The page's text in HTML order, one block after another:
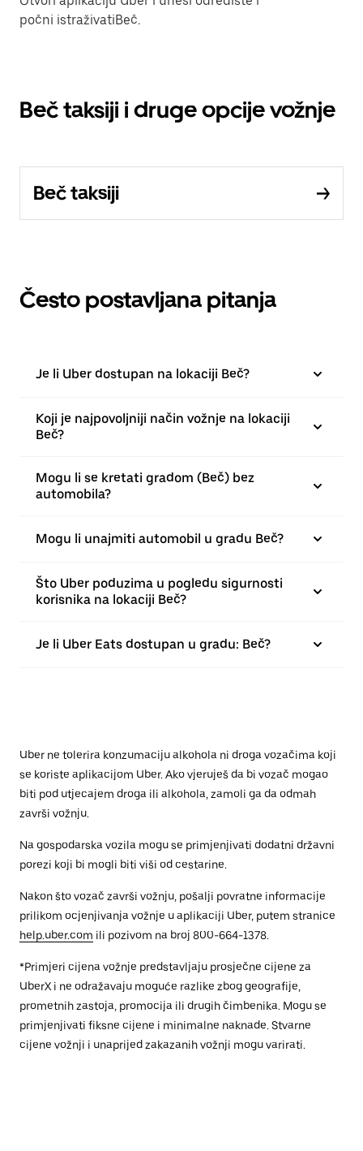
počni istraživatiBeč.
Beč taksiji i druge opcije vožnje
Beč taksiji
Često postavljana pitanja
Je li Uber dostupan na lokaciji Beč?
Koji je najpovoljniji način vožnje na lokaciji
Beč?
Mogu li se kretati gradom (Beč) bez
automobila?
Mogu li unajmiti automobil u gradu Beč?
Što Uber poduzima u pogledu sigurnosti
korisnika na lokaciji Beč?
Je li Uber Eats dostupan u gradu: Beč?
Uber ne tolerira konzumaciju alkohola ni droga vozačima koji
se koriste aplikacijom Uber. Ako vjeruješ da bi vozač mogao
biti pod utjecajem droga ili alkohola, zamoli ga da odmah
završi vožnju.
Na gospodarska vozila mogu se primjenjivati dodatni državni
porezi koji bi mogli biti viši od cestarine.
Nakon što vozač završi vožnju, pošalji povratne informacije
prilikom ocjenjivanja vožnje u aplikaciji Uber, putem stranice
help.uber.com ili pozivom na broj 800-664-1378.
*Primjeri cijena vožnje predstavljaju prosječne cijene za
UberX i ne odražavaju moguće razlike zbog geografije,
prometnih zastoja, promocija ili drugih čimbenika. Mogu se
primjenjivati fiksne cijene i minimalne naknade. Stvarne
cijene vožnji i unaprijed zakazanih vožnji mogu varirati.